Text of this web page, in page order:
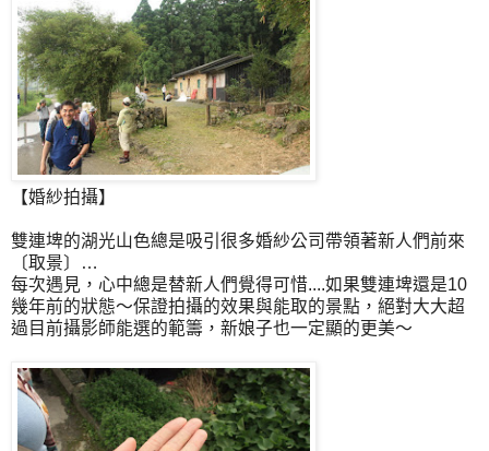
【婚紗拍攝】
雙連埤的湖光山色總是吸引很多婚紗公司帶領著新人們前來
〔取景〕…
每次遇見，心中總是替新人們覺得可惜....如果雙連埤還是10
幾年前的狀態～保證拍攝的效果與能取的景點，絕對大大超
過目前攝影師能選的範籌，新娘子也一定顯的更美～